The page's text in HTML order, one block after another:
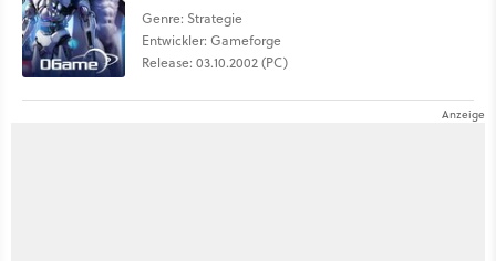
Genre: Strategie
Entwickler: Gameforge
Release: 03.10.2002 (PC)